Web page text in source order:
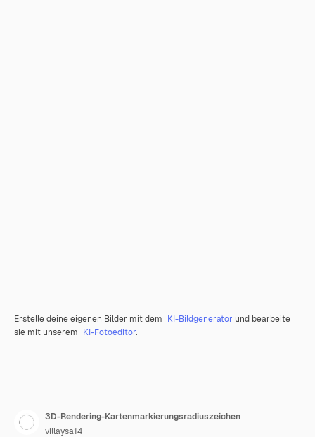
Erstelle deine eigenen Bilder mit dem KI-Bildgenerator und bearbeite
sie mit unserem KI-Fotoeditor.
3D-Rendering-Kartenmarkierungsradiuszeichen
villaysa14